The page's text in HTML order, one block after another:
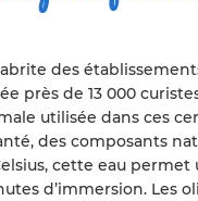
des
près de 13 000
utilisée dans ces
des composants
cette eau
d’immersion.